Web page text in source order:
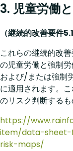
3. 児童労働
（継続的改善要件
これらの継続的改
の児童労働と強制
および/または強制
に適用されます。
のリスク判断する
https://
item/data-
risk-maps/